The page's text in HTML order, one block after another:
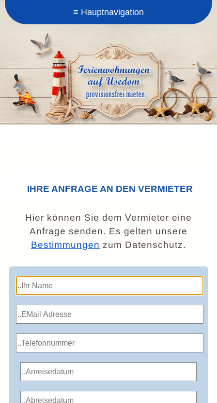
IHRE ANFRAGE AN DEN VERMIETER
Hier können Sie dem Vermieter eine
Anfrage senden. Es gelten unsere
Bestimmungen zum Datenschutz.